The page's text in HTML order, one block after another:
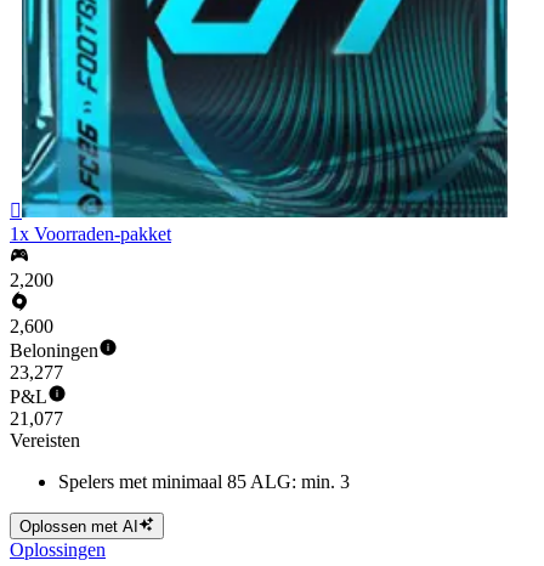

1x Voorraden-pakket
2,200
2,600
Beloningen
23,277
P&L
21,077
Vereisten
Spelers met minimaal 85 ALG: min. 3
Oplossen met AI
Oplossingen